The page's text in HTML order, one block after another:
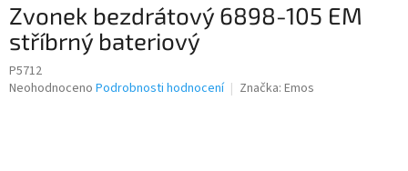
Zvonek bezdrátový 6898-105 EM
stříbrný bateriový
P5712
Průměrné
Neohodnoceno Podrobnosti hodnocení Značka: Emos